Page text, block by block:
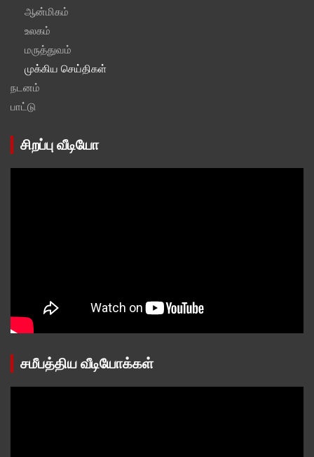
ஆன்மிகம்
உலகம்
மருத்துவம்
முக்கிய செய்திகள்
நடனம்
பாட்டு
சிறப்பு வீடியோ
சமீபத்திய வீடியோக்கள்